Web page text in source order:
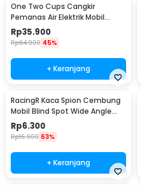
One Two Cups Cangkir
Pemanas Air Elektrik Mobil
Travel Mug 450ml - NJ88
Rp35.900
Rp64.900 45%
+ Keranjang
RacingR Kaca Spion Cembung
Mobil Blind Spot Wide Angle
50mm 2 Pcs - J0027
Rp6.300
Rp16.900 63%
+ Keranjang